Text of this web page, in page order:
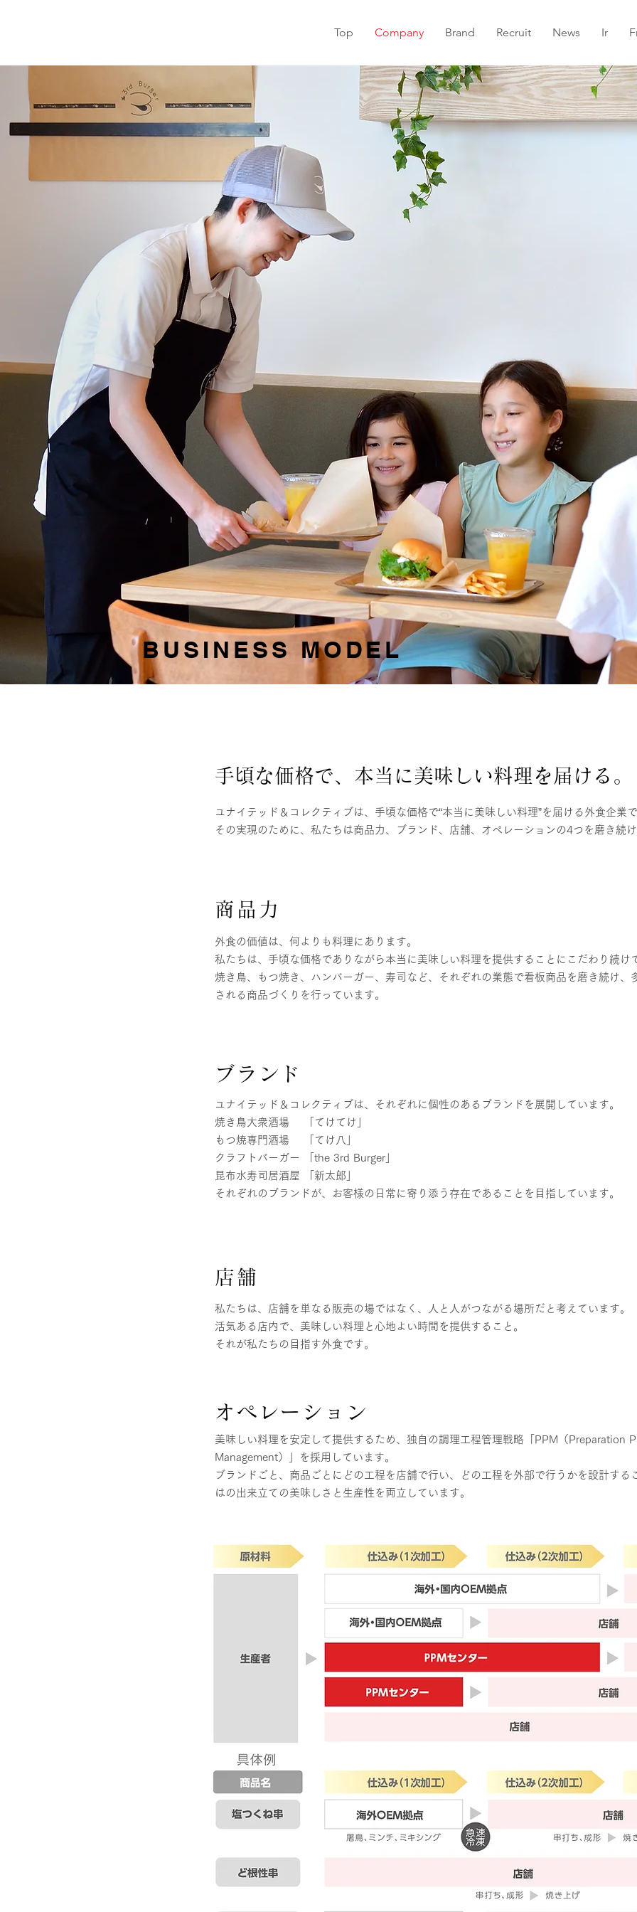
Top Company Brand Recruit News Ir
BUSINESS MODEL
手頃な価格で、本当に美味しい料理を届ける。
ユナイテッド＆コレクティブは、手頃な価格で“本当に美味しい料理”を届ける外食企業で
その実現のために、私たちは商品力、ブランド、店舗、オペレーションの4つを磨き続け
商品力
外食の価値は、何よりも料理にあります。
私たちは、手頃な価格でありながら本当に美味しい料理を提供することにこだわり続け
焼き鳥、もつ焼き、ハンバーガー、寿司など、それぞれの業態で看板商品を磨き続け、
される商品づくりを行っています。
ブランド
ユナイテッド＆コレクティブは、それぞれに個性のあるブランドを展開しています。
焼き鳥大衆酒場 「てけてけ」
もつ焼専門酒場 「てけ八」
クラフトバーガー 「the 3rd Burger」
昆布水寿司居酒屋 「新太郎」
それぞれのブランドが、お客様の日常に寄り添う存在であることを目指しています。
店舗
私たちは、店舗を単なる販売の場ではなく、人と人がつながる場所だと考えています。
活気ある店内で、美味しい料理と心地よい時間を提供すること。
それが私たちの目指す外食です。
オペレーション
美味しい料理を安定して提供するため、独自の調理工程管理戦略「PPM（Preparation
Management）」を採用しています。
ブランドごと、商品ごとにどの工程を店舗で行い、どの工程を外部で行うかを設計する
はの出来立ての美味しさと生産性を両立しています。